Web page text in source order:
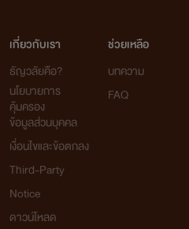
เกี่ยวกับเรา
ธัญวลัยคือ?
นโยบายการ
คุ้มครอง
ข้อมูลส่วนบุคคล
เงื่อนไขและข้อตกลง
Third-Party
Notice
ดาวน์โหลด
ช่วยเหลือ
บทความ
FAQ